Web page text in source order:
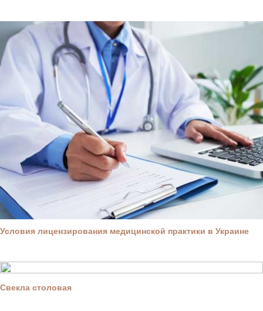
Условия лицензирования медицинской практики в Украине
Свекла столовая